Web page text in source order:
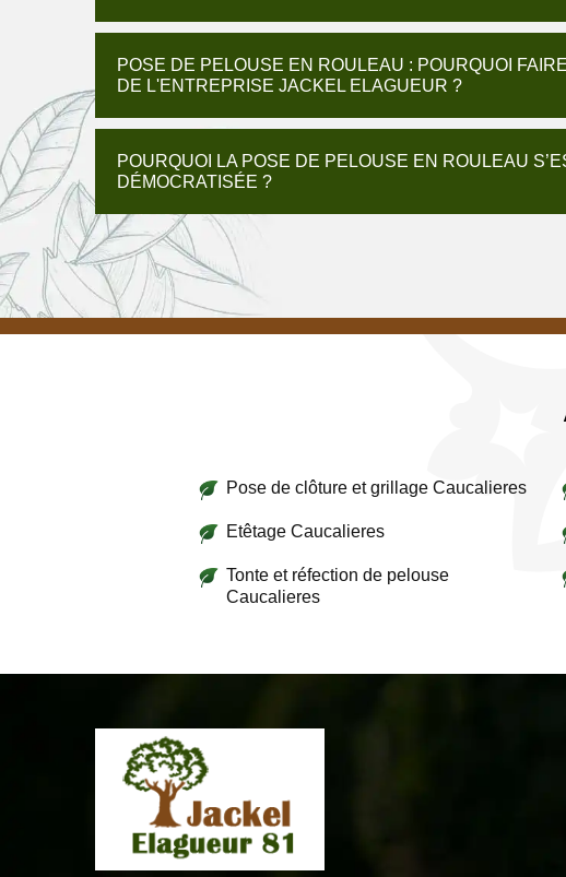
POSE DE PELOUSE EN ROULEAU : POURQUOI
DE L'ENTREPRISE JACKEL ELAGUEUR ?
POURQUOI LA POSE DE PELOUSE EN ROULEAU
DÉMOCRATISÉE ?
Pose de clôture et grillage Caucalieres
Etêtage Caucalieres
Tonte et réfection de pelouse
Caucalieres